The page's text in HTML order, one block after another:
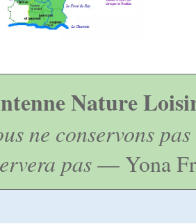
Nature
ne conservons
pas— Yona